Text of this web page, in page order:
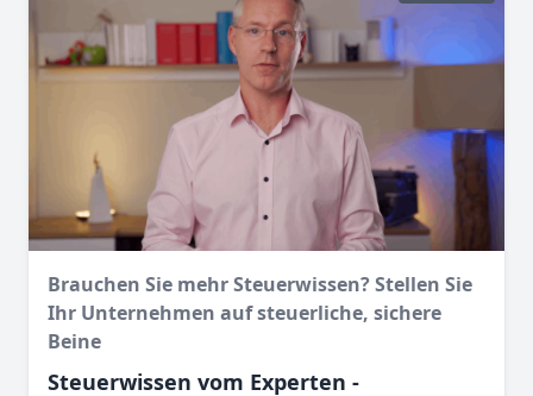
Brauchen Sie mehr Steuerwissen? Stellen Sie
Ihr Unternehmen auf steuerliche, sichere
Beine
Steuerwissen vom Experten -